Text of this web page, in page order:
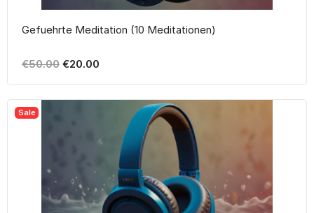
Gefuehrte Meditation (10 Meditationen)
€50.00 €20.00
Sale